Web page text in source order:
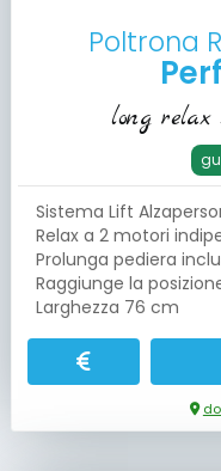
Poltrona
long relax
Sistema Lift
Relax a 2 motori
Prolunga pediera
Raggiunge la
Larghezza 76 cm